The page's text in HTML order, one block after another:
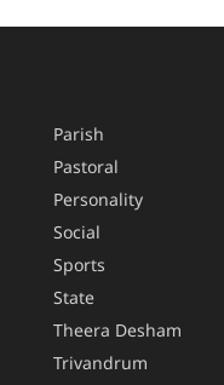
Parish
Pastoral
Personality
Social
Sports
State
Theera Desham
Trivandrum